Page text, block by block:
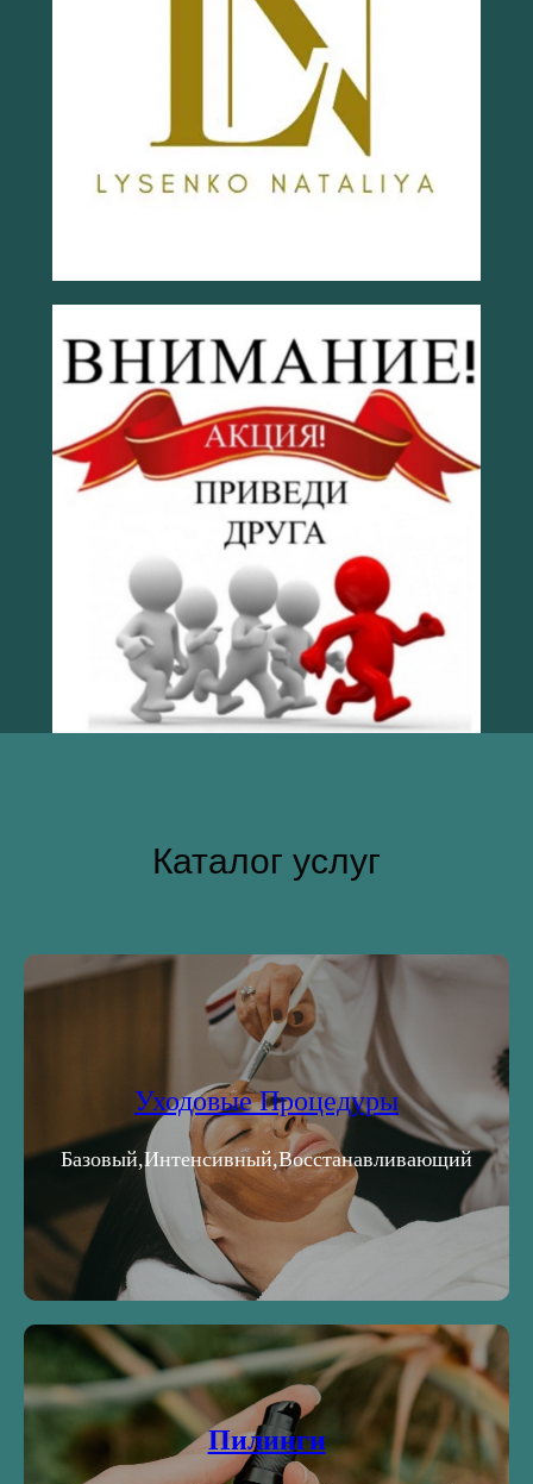
Каталог услуг
Уходовые Процедуры
Базовый,Интенсивный,Восстанавливающий
Пилинги